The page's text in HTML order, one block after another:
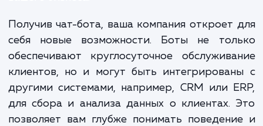
В процессе разработки чат-
выполняем комплекс работ, который
в себя анализ бизнес-процессов
определение требований к функционалу
проектирование сценариев
программирование, тестирование и